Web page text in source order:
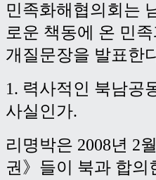
민족화해협의회는
로운 책동에 온 민
개질문장을 발표한
1. 력사적인 북남공
사실인가.
리명박은 2008년 2
권》들이 북과 합